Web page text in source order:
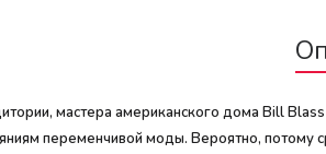
мастера американского дома Bill
переменчивой моды. Вероятно,